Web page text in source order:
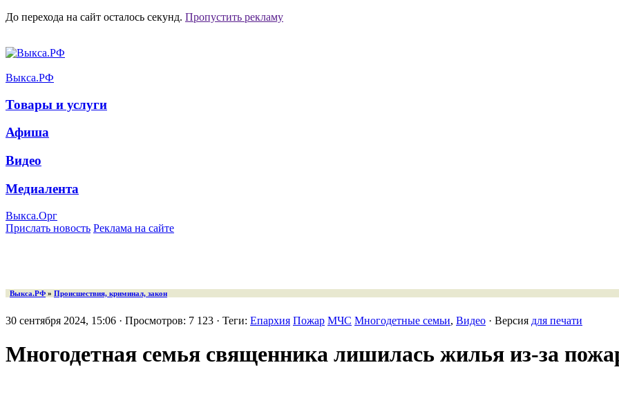
До перехода на сайт осталось секунд. Пропустить рекламу
Выкса.РФ
Товары и услуги
Афиша
Видео
Медиалента
Выкса.Орг
Прислать новость Реклама на сайте
Выкса.РФ » Происшествия, криминал, закон
30 сентября 2024, 15:06 · Просмотров: 7 123 · Теги: Епархия Пожар МЧС Многодетные семьи, Видео · Версия для печати
Многодетная семья священника лишилась жилья из-за